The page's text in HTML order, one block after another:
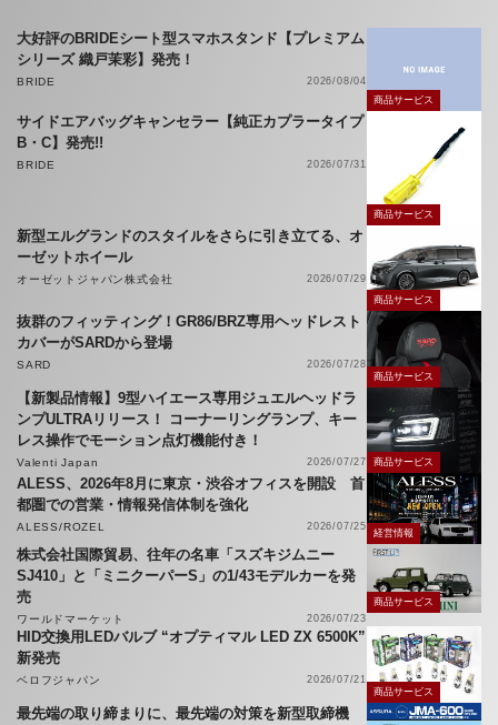
大好評のBRIDEシート型スマホスタンド【プレミアム
シリーズ 織戸茉彩】発売！
BRIDE
2026/08/04
商品サービス
サイドエアバッグキャンセラー【純正カプラータイプ
B・C】発売!!
BRIDE 2026/07/31
商品サービス
新型エルグランドのスタイルをさらに引き立てる、オ
ーゼットホイール
オーゼットジャパン株式会社
2026/07/29
商品サービス
抜群のフィッティング！GR86/BRZ専用ヘッドレスト
カバーがSARDから登場
SARD
2026/07/28
商品サービス
【新製品情報】9型ハイエース専用ジュエルヘッドラ
ンプULTRAリリース！ コーナーリングランプ、キー
レス操作でモーション点灯機能付き！
Valenti Japan 2026/07/27 商品サービス
ALESS、2026年8月に東京・渋谷オフィスを開設 首
都圏での営業・情報発信体制を強化
ALESS/ROZEL 2026/07/25
経営情報
株式会社国際貿易、往年の名車「スズキジムニー
SJ410」と「ミニクーパーS」の1/43モデルカーを発
売
ワールドマーケット 2026/07/23
商品サービス
HID交換用LEDバルブ “オプティマル LED ZX 6500K”
新発売
ベロフジャパン
2026/07/21
商品サービス
最先端の取り締まりに、最先端の対策を新型取締機